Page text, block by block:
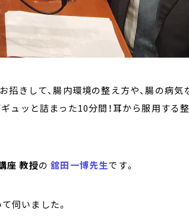
招きして、腸内環境の整え方や、腸の病気
ュッと詰まった10分間！耳から服用する
座 教授の舘田一博先生です。
伺いました。